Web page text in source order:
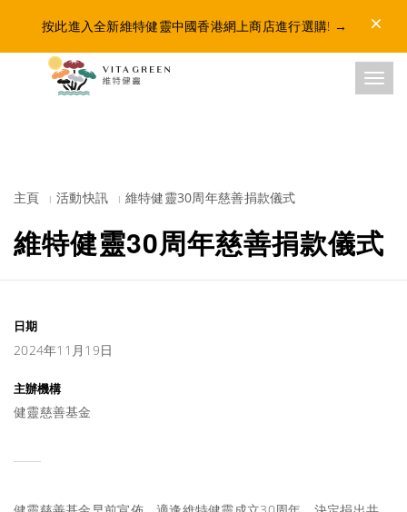
按此進入全新維特健靈中國香港網上商店進行選購! →
主頁 活動快訊 維特健靈30周年慈善捐款儀式
維特健靈30周年慈善捐款儀式
日期
2024年11月19日
主辦機構
健靈慈善基金